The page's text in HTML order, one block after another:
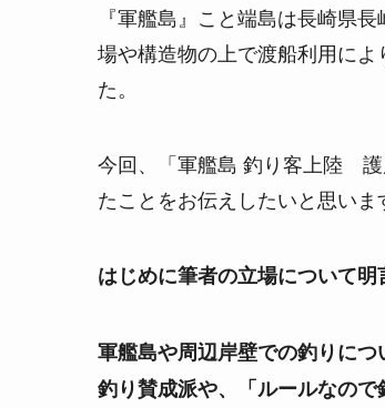
『軍艦島』こと端島は長崎県
場や構造物の上で渡船利用に
た。
今回、「軍艦島 釣り客上陸 護
たことをお伝えしたいと思いま
はじめに筆者の立場について明
軍艦島や周辺岸壁での釣りに
釣り賛成派や、「ルールなの